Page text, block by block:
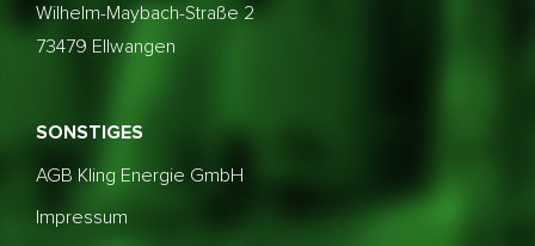
Wilhelm-Maybach-Straße 2
73479 Ellwangen
SONSTIGES
AGB Kling Energie GmbH
Impressum